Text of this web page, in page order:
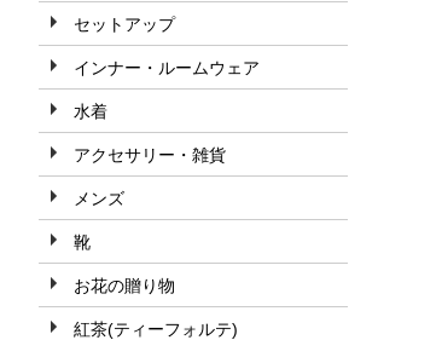
セットアップ
インナー・ルームウェア
水着
アクセサリー・雑貨
メンズ
靴
お花の贈り物
紅茶(ティーフォルテ)